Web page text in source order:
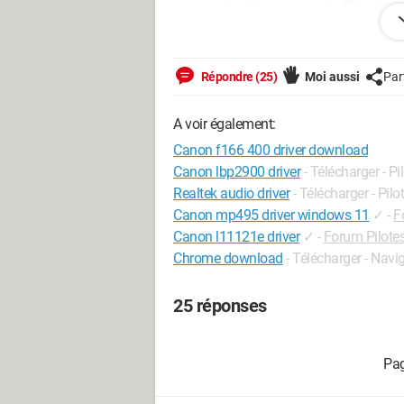
de plus il n y a pas de drivers fournis
Je ne sais pas d ou vient le probleme.
mes problèmes?
Si quelqu un a une idée... merci d avance
Répondre (25) Moi aussi
A voir également:
Canon f166 400 driver download
Canon lbp2900 driver - Télécharger -
Realtek audio driver - Télécharger -
Canon mp495 driver windows 11 ✓ -
Canon l11121e driver ✓ - Forum
Chrome download - Télécharger -
25 réponses